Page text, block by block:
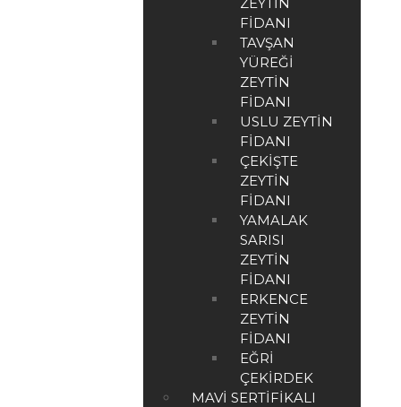
FIDANI
TAVŞAN
YÜREĞI
ZEYTIN
FIDANI
USLU ZEYTIN
FIDANI
ÇEKIŞTE
ZEYTIN
FIDANI
YAMALAK
SARISI
ZEYTIN
FIDANI
ERKENCE
ZEYTIN
FIDANI
EĞRI
ÇEKIRDEK
MAVI SERTIFIKALI